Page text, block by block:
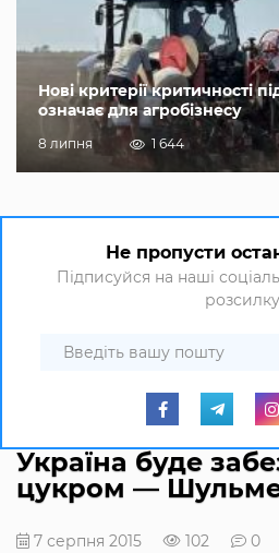
Нові критерії критичності
означає для агробізнесу
8 липня 1 644
Не пропусти
Підписуйся на наші
Україна буде
цукром —
7 серпня 2015 102 0